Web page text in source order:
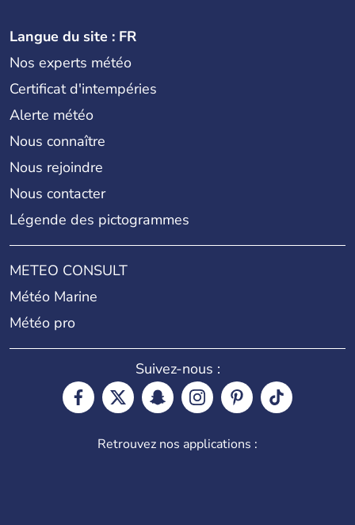
Langue du site : FR
Nos experts météo
Certificat d'intempéries
Alerte météo
Nous connaître
Nous rejoindre
Nous contacter
Légende des pictogrammes
METEO CONSULT
Météo Marine
Météo pro
Suivez-nous :
Retrouvez nos applications :